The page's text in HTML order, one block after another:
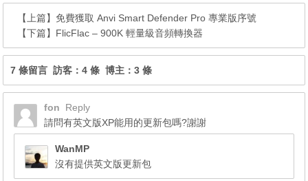
【上篇】免費獲取 Anvi Smart Defender Pro 專業版序號
【下篇】 FlicFlac – 900K 輕量級音頻轉換器
7 條留言 訪客：4 條 博主：3 條
fon
Reply
請問有英文版XP能用的更新包嗎?謝謝
WanMP
沒有提供英文版更新包